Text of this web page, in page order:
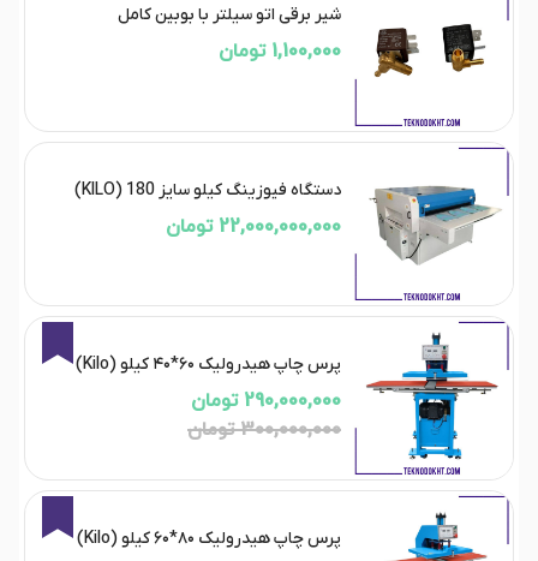
شیر برقی اتو سیلتر با بوبین کامل
1,100,000 تومان
دستگاه فیوزینگ کیلو سایز 180 (KILO)
22,000,000,000 تومان
3%
پرس چاپ هیدرولیک ۶۰*۴۰ کیلو (Kilo)
290,000,000 تومان
300,000,000 تومان
6%
پرس چاپ هیدرولیک ۸۰*۶۰ کیلو (Kilo)